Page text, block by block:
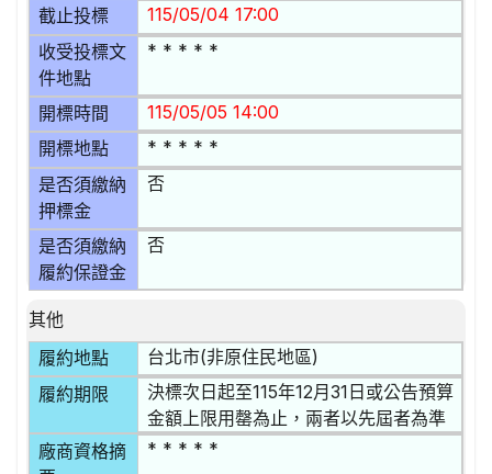
截止投標 115/05/04 17:00
收受投標文
件地點
* * * * *
開標時間 115/05/05 14:00
開標地點 * * * * *
是否須繳納
押標金
否
是否須繳納
履約保證金
否
其他
履約地點
台北市(非原住民地區)
履約期限
決標次日起至115年12月31日或公告預算
金額上限用罄為止，兩者以先屆者為準
廠商資格摘
* * * * *